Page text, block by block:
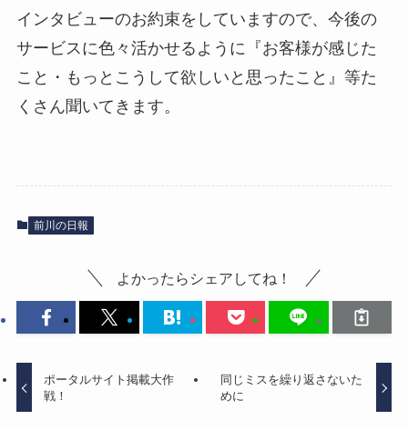
インタビューのお約束をしていますので、今後の
サービスに色々活かせるように『お客様が感じた
こと・もっとこうして欲しいと思ったこと』等た
くさん聞いてきます。
前川の日報
よかったらシェアしてね！
ポータルサイト掲載大作
戦！
同じミスを繰り返さないた
めに